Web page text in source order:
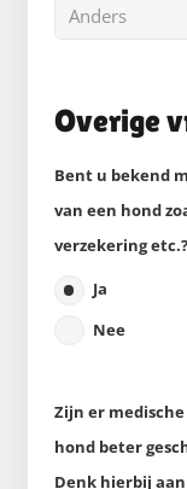
Overige
Bent u bekend
van een hond
verzekering etc.?
Ja
Nee
Zijn er
hond beter
Denk hierbij